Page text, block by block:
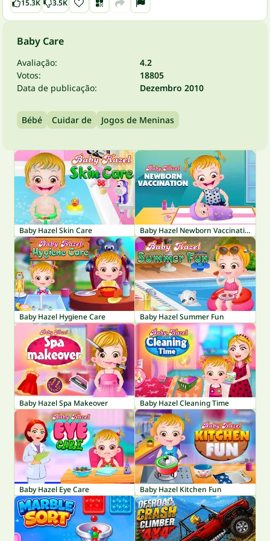
15.3K 3.5K
Baby Care
Avaliação:
4.2
Votos:
18805
Data de publicação:
Dezembro 2010
Bébé Cuidar de Jogos de Meninas
Baby Hazel Skin Care Baby Hazel Newborn Vaccination
Baby Hazel Hygiene Care Baby Hazel Summer Fun
Baby Hazel Spa Makeover Baby Hazel Cleaning Time
Baby Hazel Eye Care Baby Hazel Kitchen Fun